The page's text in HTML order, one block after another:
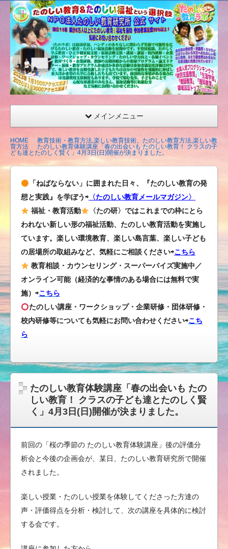
たの
しい
教育
研究
所
（沖
縄）
公式
ト
メインメニュー
HOME
教育技術・教育方法,楽しい教育技術、たのしい教育方法,楽しい教
育方法
たのしい教育体験講座「春の出会いも たのしい教育！ クラスの子
ども達とたのしく賢く」4月3日(日)開催が決まりました。
「ねばならない」に囲まれた日々、『たのしい教育の発
想と実践』を学ぼう⇨ 〈たのしい教育メールマガジン〉
福祉・教育活動
〈たの研〉ではこれまでの枠にとら
われない新しい形の福祉活動、たのしい教育活動を実施し
ています。楽しい環境教育、楽しい島言葉、楽しい子ども
の居場所の取組みなど、気軽にご相談ください⇨こちら
教育相談・カウンセリング・スーパーバイズ実施中／
オンライン可能（経済的な事情のある場合には無料で実
施）⇨こちら
たのしい講座・ワークショップ・企業研修・団体研修・
校内研修等についても気軽にお問い合わせください⇨こち
ら
たのしい教育体験講座「春の出会いも たの
しい教育！ クラスの子ども達とたのしく賢
く」4月3日(日)開催が決まりました。
前回の「桜の季節の たのしい教育体験講座」後の評価分
析会と今後の企画会が、某日、たのしい教育研究所で開催
されました。
楽しい授業・たのしい授業を体験してくださった方達の
声・評価得点を分析・検討して、次の講座を具体的に検討
する会です。